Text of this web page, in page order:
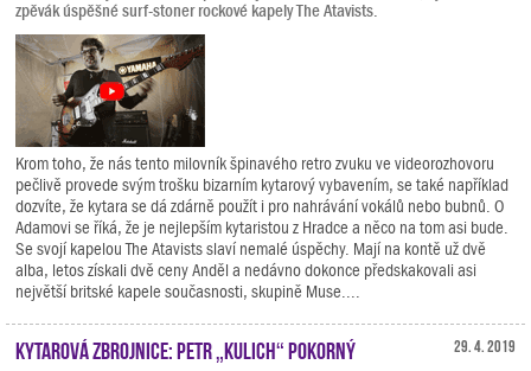
zpěvák úspěšné surf-stoner rockové kapely The Atavists.
Krom toho, že nás tento milovník špinavého retro zvuku ve videorozhovoru
pečlivě provede svým trošku bizarním kytarový vybavením, se také například
dozvíte, že kytara se dá zdárně použít i pro nahrávání vokálů nebo bubnů. O
Adamovi se říká, že je nejlepším kytaristou z Hradce a něco na tom asi bude.
Se svojí kapelou The Atavists slaví nemalé úspěchy. Mají na kontě už dvě
alba, letos získali dvě ceny Anděl a nedávno dokonce předskakovali asi
největší britské kapele současnosti, skupině Muse....
29. 4. 2019
Kytarová zbrojnice: Petr „Kulich“ Pokorný